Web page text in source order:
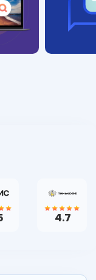
4.7